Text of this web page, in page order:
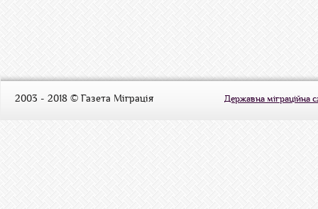
2003 - 2018 © Газета Міграція Державна міграційна